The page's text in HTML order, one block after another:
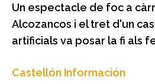
Un espectacle de foc a
Alcozancos i el tret d'un
artificials va posar la fi als
Castellón Información